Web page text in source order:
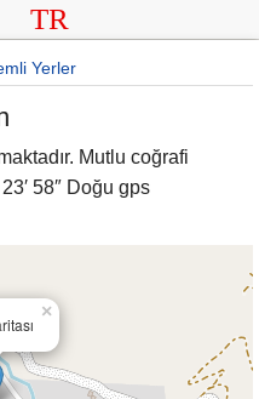
TR
Yerler
Mutlu coğrafi
58″ Doğu gps
×